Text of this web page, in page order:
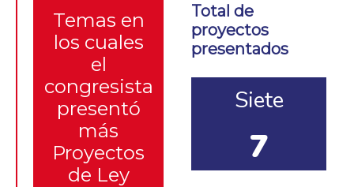
Temas en
los cuales
el
congresista
presentó
más
Proyectos
de Ley
Total de
proyectos
presentados
Siete
7